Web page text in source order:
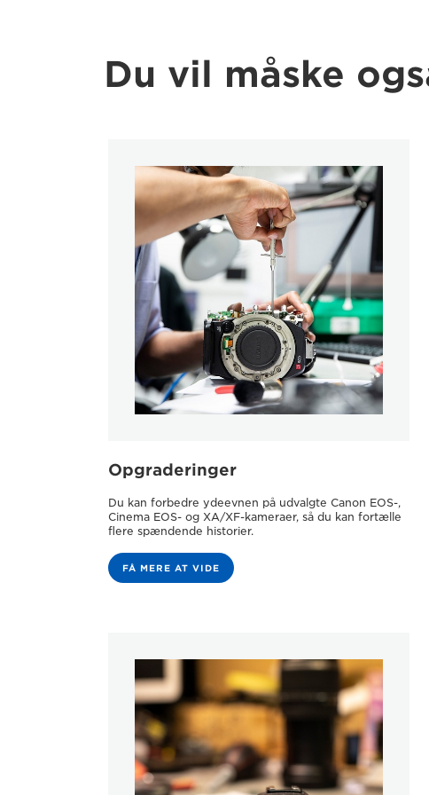
Du vil måske
Opgraderinger
Du kan forbedre ydeevnen på udvalgte Canon EOS-,
Cinema EOS- og XA/XF-kameraer, så du kan fortælle
flere spændende historier.
FÅ MERE AT VIDE